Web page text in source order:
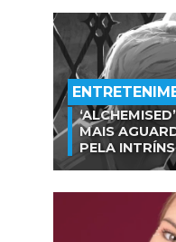
MAIS
PELA